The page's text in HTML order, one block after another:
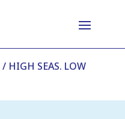
/ HIGH SEAS. LOW